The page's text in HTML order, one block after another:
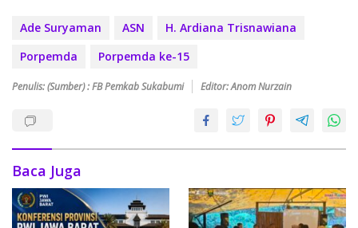
Ade Suryaman ASN
H. Ardiana Trisnawiana
Porpemda
Porpemda ke-15
Penulis: (Sumber) : FB Pemkab Sukabumi Editor: Anom Nurzain
Baca Juga